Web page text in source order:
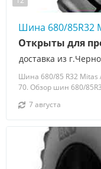
Шина 680/85R32
доставка из
Открыты для
Шина 680/85 R32 Mitas
70. Обзор шин 680/
7 августа